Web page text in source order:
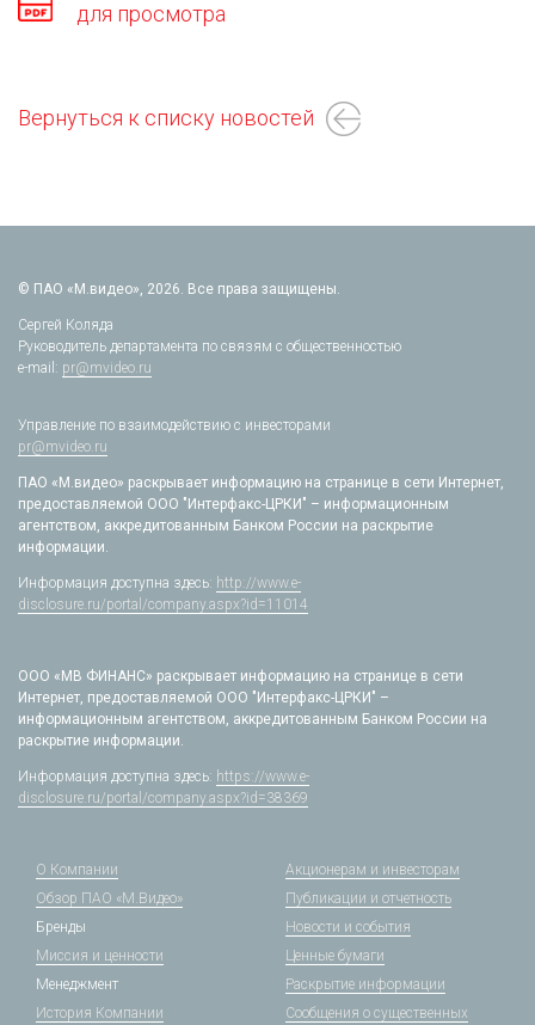
для просмотра
Вернуться к списку новостей
© ПАО «М.видео», 2026. Все права защищены.
Сергей Коляда
Руководитель департамента по связям с общественностью
e-mail: pr@mvideo.ru
Управление по взаимодействию с инвесторами
pr@mvideo.ru
ПАО «М.видео» раскрывает информацию на странице в сети Интернет,
предоставляемой ООО "Интерфакс-ЦРКИ" – информационным
агентством, аккредитованным Банком России на раскрытие
информации.
Информация доступна здесь: http://www.e-
disclosure.ru/portal/company.aspx?id=11014
ООО «МВ ФИНАНС» раскрывает информацию на странице в сети
Интернет, предоставляемой ООО "Интерфакс-ЦРКИ" –
информационным агентством, аккредитованным Банком России на
раскрытие информации.
Информация доступна здесь: https://www.e-
disclosure.ru/portal/company.aspx?id=38369
О Компании
Обзор ПАО «М.Видео»
Бренды
Миссия и ценности
Менеджмент
История Компании
Акционерам и инвесторам
Публикации и отчетность
Новости и события
Ценные бумаги
Раскрытие информации
Сообщения о существенных